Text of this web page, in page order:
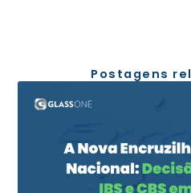
Postagens